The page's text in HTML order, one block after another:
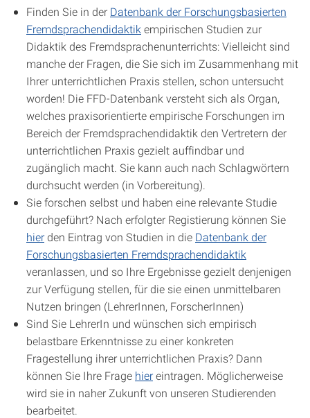
Finden Sie in der Datenbank der Forschungsbasierten
Fremdsprachendidaktikempirischen Studien zur
Didaktik des Fremdsprachenunterrichts: Vielleicht sind
manche der Fragen, die Sie sich im Zusammenhang mit
Ihrer unterrichtlichen Praxis stellen, schon untersucht
worden! Die FFD-Datenbank versteht sich als Organ,
welches praxisorientierte empirische Forschungen im
Bereich der Fremdsprachendidaktik den Vertretern der
unterrichtlichen Praxis gezielt auffindbar und
zugänglich macht. Sie kann auch nach Schlagwörtern
durchsucht werden (in Vorbereitung).
Sie forschen selbst und haben eine relevante Studie
durchgeführt? Nach erfolgter Registierung können Sie
hierden Eintrag von Studien in die Datenbank der
Forschungsbasierten Fremdsprachendidaktik
veranlassen, und so Ihre Ergebnisse gezielt denjenigen
zur Verfügung stellen, für die sie einen unmittelbaren
Nutzen bringen (LehrerInnen, ForscherInnen)
Sind Sie LehrerIn und wünschen sich empirisch
belastbare Erkenntnisse zu einer konkreten
Fragestellung ihrer unterrichtlichen Praxis? Dann
können Sie Ihre Frage hiereintragen. Möglicherweise
wird sie in naher Zukunft von unseren Studierenden
bearbeitet.